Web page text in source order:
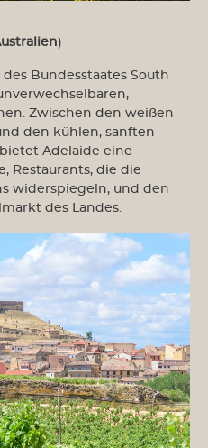
)
Bundesstaates South
Zwischen den weißen
den kühlen, sanften
Adelaide eine
Restaurants, die die
widerspiegeln, und den
des Landes.